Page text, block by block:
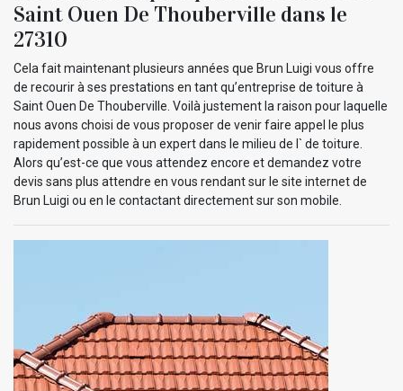
Saint Ouen De Thouberville dans le
27310
Cela fait maintenant plusieurs années que Brun Luigi vous offre
de recourir à ses prestations en tant qu’entreprise de toiture à
Saint Ouen De Thouberville. Voilà justement la raison pour laquelle
nous avons choisi de vous proposer de venir faire appel le plus
rapidement possible à un expert dans le milieu de l` de toiture.
Alors qu’est-ce que vous attendez encore et demandez votre
devis sans plus attendre en vous rendant sur le site internet de
Brun Luigi ou en le contactant directement sur son mobile.